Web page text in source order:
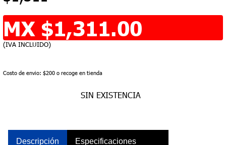
MX $1,311.00
(IVA INCLUIDO)
Costo de envio: $200 o recoge en tienda
SIN EXISTENCIA
Descripción Especificaciones